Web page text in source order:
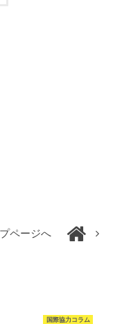
プページへ
国際協力コラム